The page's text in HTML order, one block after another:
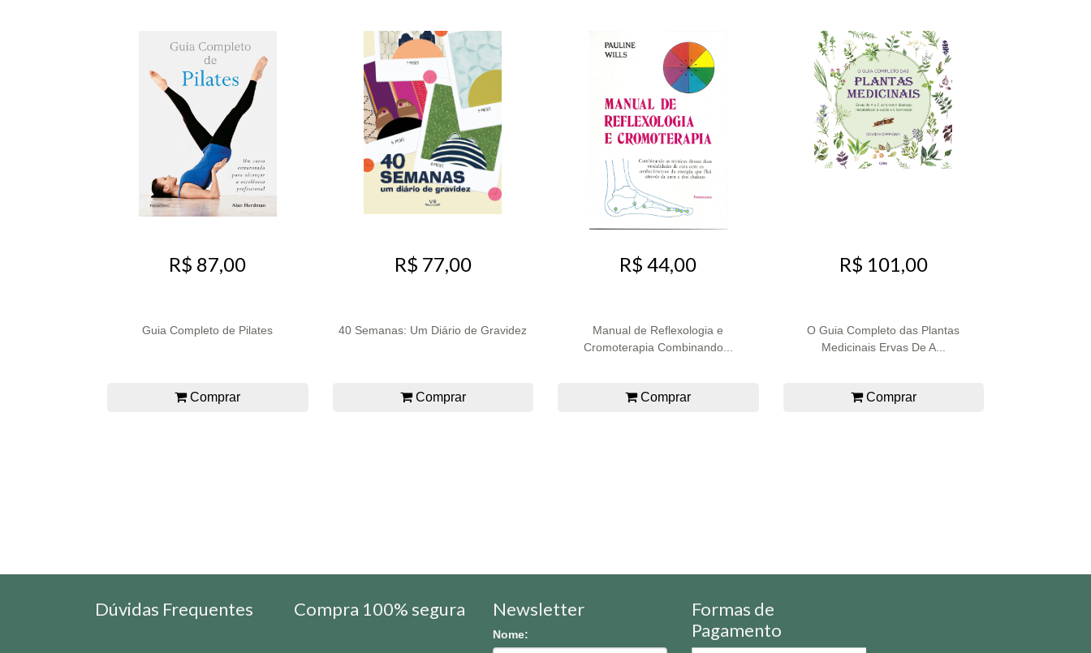
R$ 87,00
Guia Completo de Pilates
Comprar
R$ 77,00
40 Semanas: Um Diário de Gravidez
Comprar
R$ 44,00
Manual de Reflexologia e
Cromoterapia Combinando...
Comprar
R$ 101,00
O Guia Completo das Plantas
Medicinais Ervas De A...
Comprar
Dúvidas Frequentes Compra 100% segura Newsletter
Nome:
Formas de
Pagamento